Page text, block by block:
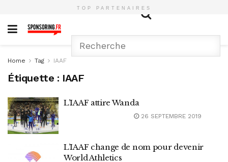
TOP PARTENAIRES
Home Tag IAAF
Étiquette : IAAF
L’IAAF attire Wanda
26 SEPTEMBRE 2019
L’IAAF change de nom pour devenir
World Athletics